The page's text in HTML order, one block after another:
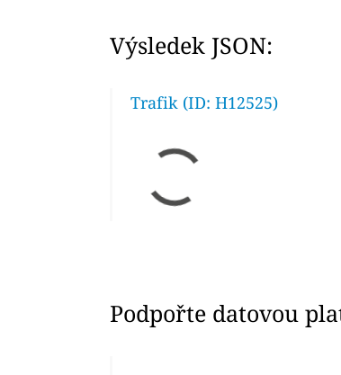
Výsledek JSON:
Trafik (ID: H12525)
Podpořte datovou